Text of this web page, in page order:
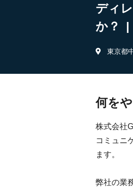
ディ
か？ |
東京都
何を
株式会社
コミュニ
ます。
弊社の業